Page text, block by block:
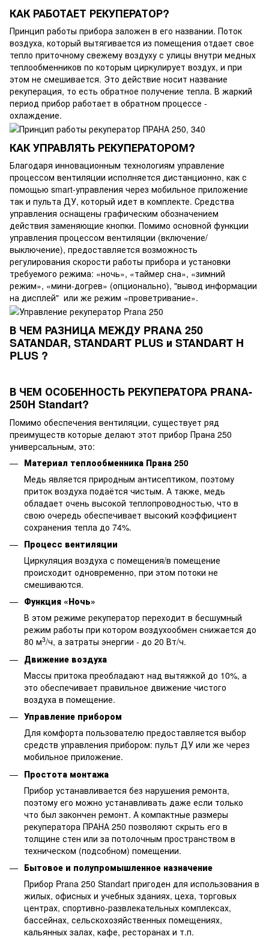
КАК РАБОТАЕТ РЕКУПЕРАТОР?
Принцип работы прибора заложен в его названии. Поток
воздуха, который вытягивается из помещения отдает свое
тепло приточному свежему воздуху с улицы внутри медных
теплообменников по которым циркулирует воздух, и при
этом не смешивается. Это действие носит название
рекуперация, то есть обратное получение тепла. В жаркий
период прибор работает в обратном процессе -
охлаждение.
КАК УПРАВЛЯТЬ РЕКУПЕРАТОРОМ?
Благодаря инновационным технологиям управление
процессом вентиляции исполняется дистанционно, как с
помощью smart-управления через мобильное приложение
так и пульта ДУ, который идет в комплекте. Средства
управления оснащены графическим обозначением
действия заменяющие кнопки. Помимо основной функции
управления процессом вентиляции (включение/
выключение), предоставляется возможность
регулирования скорости работы прибора и установки
требуемого режима: «ночь», «таймер сна», «зимний
режим», «мини-догрев» (опционально), "вывод информации
на дисплей" или же режим «проветривание».
В ЧЕМ РАЗНИЦА МЕЖДУ PRANA 250
SATANDAR, STANDART PLUS и STANDART H
PLUS ?
В ЧЕМ ОСОБЕННОСТЬ РЕКУПЕРАТОРА PRANA-
250H Standart?
Помимо обеспечения вентиляции, существует ряд
преимуществ которые делают этот прибор Прана 250
универсальным, это:
Материал теплообменника Прана 250
Медь является природным антисептиком, поэтому
приток воздуха подаётся чистым. А также, медь
обладает очень высокой теплопроводностью, что в
свою очередь обеспечивает высокий коэффициент
сохранения тепла до 74%.
Процесс вентиляции
Циркуляция воздуха с помещения/в помещение
происходит одновременно, при этом потоки не
смешиваются.
Функция «Ночь»
В этом режиме рекуператор переходит в бесшумный
режим работы при котором воздухообмен снижается до
80 м3/ч, а затраты энергии - до 20 Вт/ч.
Движение воздуха
Массы притока преобладают над вытяжкой до 10%, а
это обеспечивает правильное движение чистого
воздуха в помещение.
Управление прибором
Для комфорта пользователю предоставляется выбор
средств управления прибором: пульт ДУ или же через
мобильное приложение.
Простота монтажа
Прибор устанавливается без нарушения ремонта,
поэтому его можно устанавливать даже если только
что был закончен ремонт. А компактные размеры
рекуператора ПРАНА 250 позволяют скрыть его в
толщине стен или за потолочным пространством в
техническом (подсобном) помещении.
Бытовое и полупромышленное назначение
Прибор Prana 250 Standart пригоден для использования в
жилых, офисных и учебных зданиях, цеха, торговых
центрах, спортивно-развлекательных комплексах,
бассейнах, сельскохозяйственных помещениях,
кальянных залах, кафе, ресторанах и т.п.